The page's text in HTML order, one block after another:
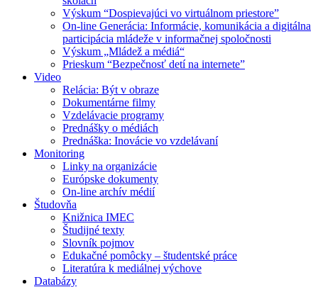
Výskum “Dospievajúci vo virtuálnom priestore”
On-line Generácia: Informácie, komunikácia a digitálna
participácia mládeže v informačnej spoločnosti
Výskum „Mládež a médiá“
Prieskum “Bezpečnosť detí na internete”
Video
Relácia: Být v obraze
Dokumentárne filmy
Vzdelávacie programy
Prednášky o médiách
Prednáška: Inovácie vo vzdelávaní
Monitoring
Linky na organizácie
Európske dokumenty
On-line archív médií
Študovňa
Knižnica IMEC
Študijné texty
Slovník pojmov
Edukačné pomôcky – študentské práce
Literatúra k mediálnej výchove
Databázy